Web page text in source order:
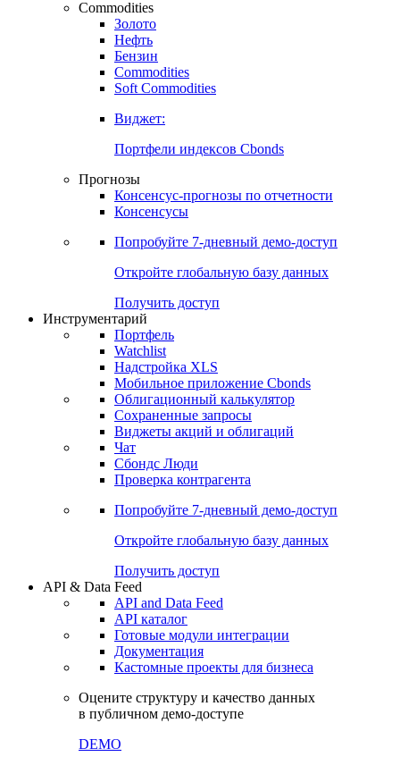
Commodities
Золото
Нефть
Бензин
Commodities
Soft Commodities
Виджет:
Портфели индексов Cbonds
Прогнозы
Консенсус-прогнозы по отчетности
Консенсусы
Попробуйте 7-дневный демо-доступ
Откройте глобальную базу данных
Получить доступ
Инструментарий
Портфель
Watchlist
Надстройка XLS
Мобильное приложение Cbonds
Облигационный калькулятор
Сохраненные запросы
Виджеты акций и облигаций
Чат
Сбондс Люди
Проверка контрагента
Попробуйте 7-дневный демо-доступ
Откройте глобальную базу данных
Получить доступ
API & Data Feed
API and Data Feed
API каталог
Готовые модули интеграции
Документация
Кастомные проекты для бизнеса
Оцените структуру и качество данных
в публичном демо-доступе
DEMO